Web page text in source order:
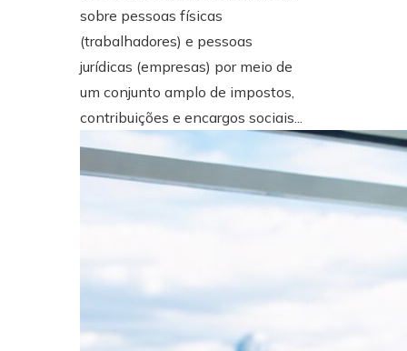
sobre pessoas físicas
(trabalhadores) e pessoas
jurídicas (empresas) por meio de
um conjunto amplo de impostos,
contribuições e encargos sociais...